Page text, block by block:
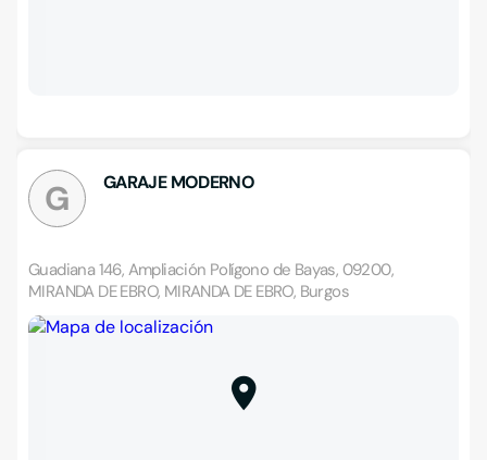
G GARAJE MODERNO
Guadiana 146, Ampliación Polígono de Bayas, 09200,
MIRANDA DE EBRO, MIRANDA DE EBRO, Burgos